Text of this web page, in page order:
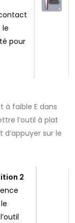
le
pour
à faible E dans
l’outil à plat
sur le
2